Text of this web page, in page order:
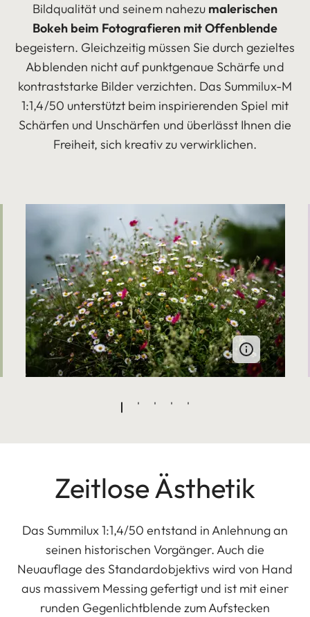
Bildqualität und seinem nahezu malerischen
Bokeh beim Fotografieren mit Offenblende
begeistern. Gleichzeitig müssen Sie durch gezieltes
Abblenden nicht auf punktgenaue Schärfe und
kontraststarke Bilder verzichten. Das Summilux-M
1:1,4/50 unterstützt beim inspirierenden Spiel mit
Schärfen und Unschärfen und überlässt Ihnen die
Freiheit, sich kreativ zu verwirklichen.
Zeitlose Ästhetik
Das Summilux 1:1,4/50 entstand in Anlehnung an
seinen historischen Vorgänger. Auch die
Neuauflage des Standardobjektivs wird von Hand
aus massivem Messing gefertigt und ist mit einer
runden Gegenlichtblende zum Aufstecken